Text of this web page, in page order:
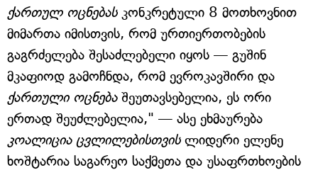
ქართულ ოცნებასკონკრეტული 8 მოთხოვნით
მიმართა იმისთვის, რომ ურთიერთობების
გაგრძელება შესაძლებელი იყოს — გუშინ
მკაფიოდ გამოჩნდა, რომ ევროკავშირი და
ქართული ოცნებაშეუთავსებელია, ეს ორი
ერთად შეუძლებელია," — ასე ეხმაურება
კოალიცია ცვლილებისთვისლიდერი ელენე
ხოშტარია საგარეო საქმეთა და უსაფრთხოების